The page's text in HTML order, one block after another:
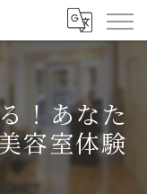
！あなた
容室体験